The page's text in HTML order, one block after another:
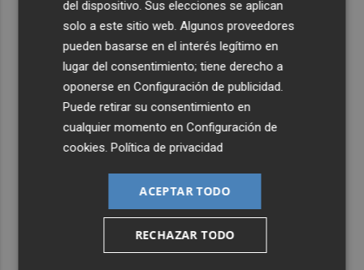
del dispositivo. Sus elecciones se aplican
solo a este sitio web. Algunos proveedores
pueden basarse en el interés legítimo en
lugar del consentimiento; tiene derecho a
oponerse enConfiguración de publicidad
Puede retirar su consentimiento en
cualquier momento enConfiguración de
cookies .Política de privacidad
ACEPTAR TODO
RECHAZAR TODO